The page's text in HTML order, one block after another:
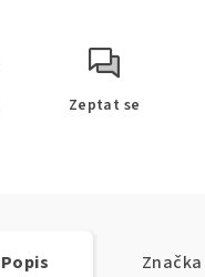
Zeptat se
Popis Značka